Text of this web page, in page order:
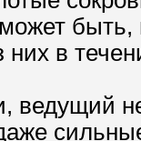
них в
ведущий